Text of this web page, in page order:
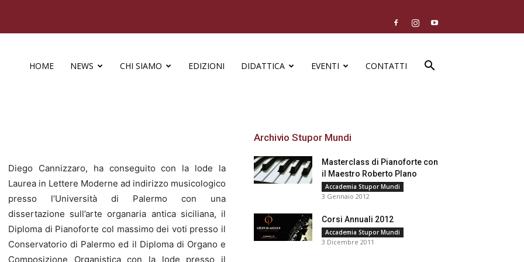
HOME NEWS CHI SIAMO EDIZIONI DIDATTICA EVENTI CONTATTI
Diego Cannizzaro, ha conseguito con la lode la
Laurea in Lettere Moderne ad indirizzo musicologico
presso l’Università di Palermo con una
dissertazione sull’arte organaria antica siciliana, il
Diploma di Pianoforte col massimo dei voti presso il
Conservatorio di Palermo ed il Diploma di Organo e
Composizione Organistica con la lode presso il
Archivio Stupor Mundi
Masterclass di Pianoforte con
il Maestro Roberto Plano
Accademia Stupor Mundi
3 Gennaio 2012
Corsi Annuali 2012
Accademia Stupor Mundi
3 Dicembre 2011